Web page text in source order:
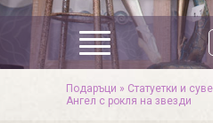
Подаръци » Статуетки и
Ангел с рокля на звезди